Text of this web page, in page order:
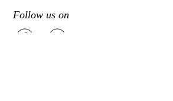
Follow us on